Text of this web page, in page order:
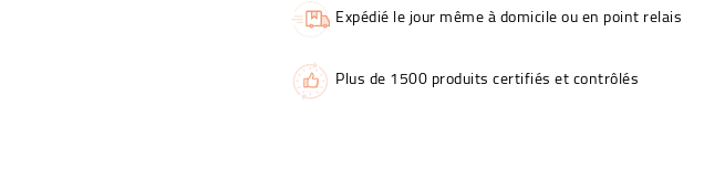
Expédié le jour même à domicile ou en point relais
Plus de 1500 produits certifiés et contrôlés